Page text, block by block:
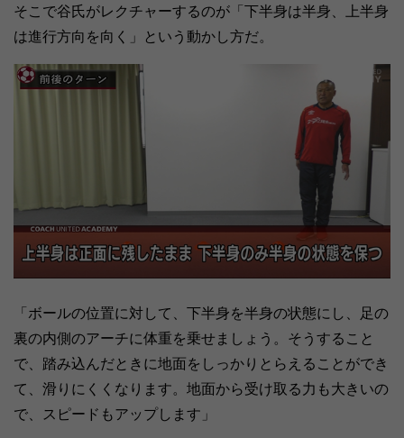
そこで谷氏がレクチャーするのが「下半身は半身、上半身
は進行方向を向く」という動かし方だ。
「ボールの位置に対して、下半身を半身の状態にし、足の
裏の内側のアーチに体重を乗せましょう。そうすること
で、踏み込んだときに地面をしっかりとらえることができ
て、滑りにくくなります。地面から受け取る力も大きいの
で、スピードもアップします」